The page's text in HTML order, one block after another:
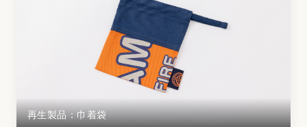
再生製品：巾着袋